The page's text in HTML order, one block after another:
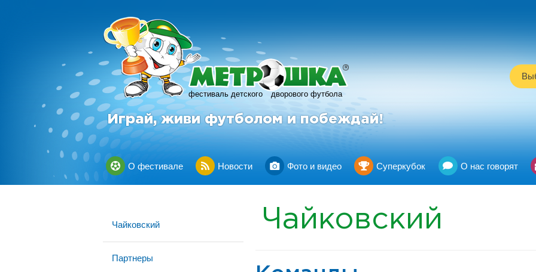
фестиваль детского дворового футбола
R
Играй, живи футболом и побеждай!
О фестивале Новости Фото и видео Суперкубок О нас говорят
Чайковский
Партнеры
Чайковский